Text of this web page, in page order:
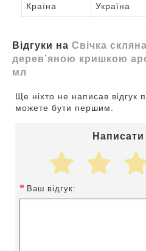
Країна Україна
Відгуки на Свічка
дерев’яною кришкою
мл
Ще ніхто не написав відгук
можете бути першим.
Написати
Ваш відгук: